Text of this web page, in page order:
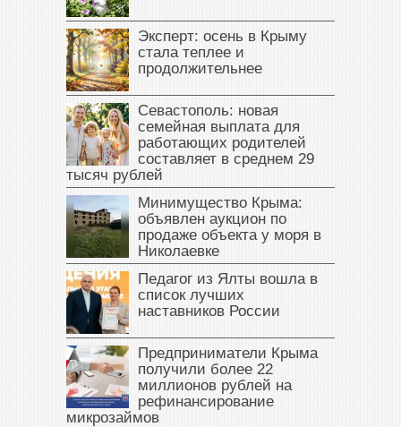
Эксперт: осень в Крыму
стала теплее и
продолжительнее
Севастополь: новая
семейная выплата для
работающих родителей
составляет в среднем 29
тысяч рублей
Минимущество Крыма:
объявлен аукцион по
продаже объекта у моря в
Николаевке
Педагог из Ялты вошла в
список лучших
наставников России
Предприниматели Крыма
получили более 22
миллионов рублей на
рефинансирование
микрозаймов